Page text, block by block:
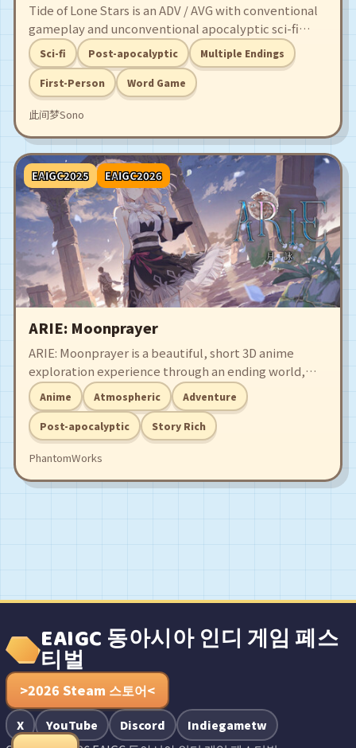
Tide of Lone Stars is an ADV / AVG with conventional
gameplay and unconventional apocalyptic sci-fi
narrative. As a disabled girl living outside the walls,
Blanka, you will meet a strange man, Adrian. An
amazing adventure of “Love, Rebirth and Death” is
ready to begin.
Sci-fi Post-apocalyptic Multiple Endings
First-Person Word Game
此间梦Sono
EAIGC2025 EAIGC2026
ARIE: Moonprayer
ARIE: Moonprayer is a beautiful, short 3D anime
exploration experience through an ending world,
where melodies weave through your final journey on
earth.
Anime Atmospheric Adventure
Post-apocalyptic Story Rich
PhantomWorks
EAIGC 동아시아 인디 게임 페스
티벌
>2026 Steam 스토어<
X YouTube Discord Indiegametw